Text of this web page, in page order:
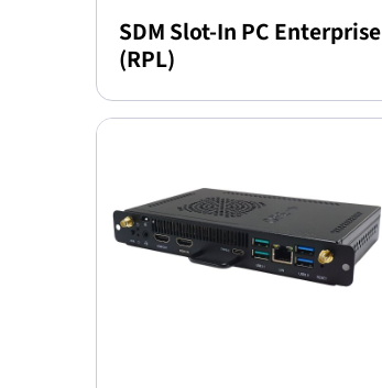
SDM Slot-In PC Enterprise
(RPL)